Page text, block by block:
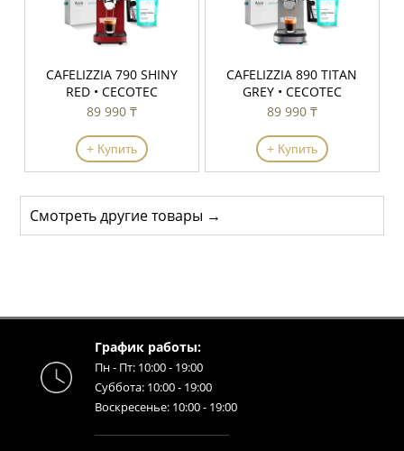
CAFELIZZIA 790 SHINY
RED • CECOTEC
89 990 ₸
+ Купить
CAFELIZZIA 890 TITAN
GREY • CECOTEC
89 990 ₸
+ Купить
Смотреть другие товары →
График работы:
Пн - Пт: 10:00 - 19:00
Суббота: 10:00 - 19:00
Воскресенье: 10:00 - 19:00